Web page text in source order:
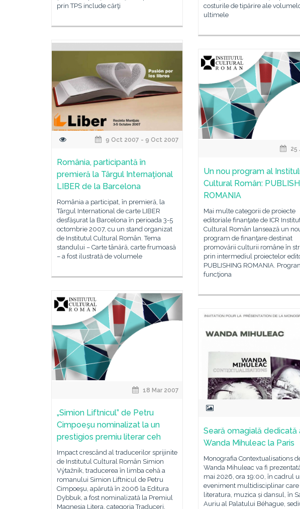
prin TPS include cărţi
costurile de tipărire ale
ultimele
9 Oct 2007 - 9 Oct 2007
România, participantă în
premieră la Târgul Internaţional
LIBER de la Barcelona
România a participat, în premieră, la
Târgul International de carte LIBER
desfăşurat la Barcelona în perioada 3-5
octombrie 2007, cu un stand organizat
de Institutul Cultural Român. Tema
standului – Carte tânără, carte frumoasă
– a fost ilustrată de volumele
25
Un nou program al
Cultural Român:
ROMANIA
Mai multe categorii de proiecte
editoriale finanţate de ICR
Cultural Român lansează un
program de finanţare destinat
promovării culturii române în
prin intermediul proiectelor
PUBLISHING ROMANIA.
funcţiona
18 Mar 2007
„Simion Liftnicul” de Petru
Cimpoeşu nominalizat la un
prestigios premiu literar ceh
Impact crescând al traducerilor sprijinite
de Institutul Cultural Român Simion
Výtažník, traducerea în limba cehă a
romanului Simion Liftnicul de Petru
Cimpoeşu, apărută în 2006 la Editura
Dybbuk, a fost nominalizată la Premiul
Magnesia Litera, categoria Traduceri,
Seară omagială dedicată
Wanda Mihuleac la Paris
Monografia Contextualisations
Wanda Mihuleac va fi
mai 2026, ora 19:00, în cadrul
eveniment multidisciplinar
literatura, muzica și dansul, în
Auriu al Palatului Béhague,